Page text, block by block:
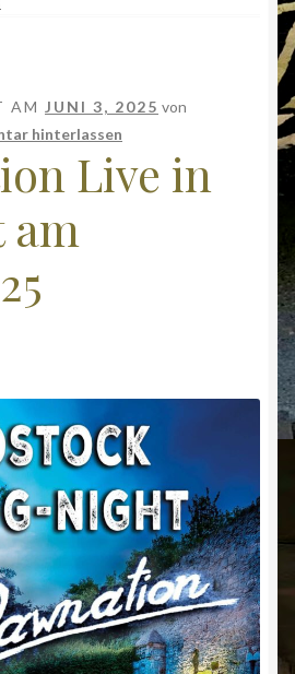
AM JUNI 3, 2025 von
hinterlassen
Live in
am